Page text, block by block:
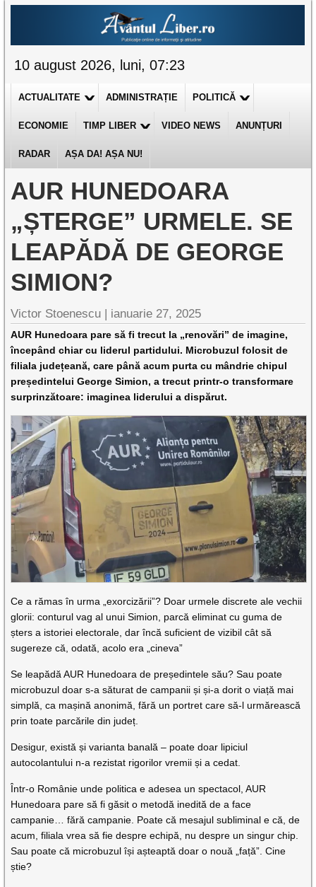
10 august 2026, luni, 07:23
ACTUALITATE ADMINISTRAȚIE POLITICĂ
ECONOMIE TIMP LIBER VIDEO NEWS ANUNȚURI
RADAR AȘA DA! AȘA NU!
AUR HUNEDOARA
„ȘTERGE” URMELE. SE
LEAPĂDĂ DE GEORGE
SIMION?
Victor Stoenescu | ianuarie 27, 2025
AUR Hunedoara pare să fi trecut la „renovări” de imagine,
începând chiar cu liderul partidului. Microbuzul folosit de
filiala județeană, care până acum purta cu mândrie chipul
președintelui George Simion, a trecut printr-o transformare
surprinzătoare: imaginea liderului a dispărut.
Ce a rămas în urma „exorcizării”? Doar urmele discrete ale vechii
glorii: conturul vag al unui Simion, parcă eliminat cu guma de
șters a istoriei electorale, dar încă suficient de vizibil cât să
sugereze că, odată, acolo era „cineva”
Se leapădă AUR Hunedoara de președintele său? Sau poate
microbuzul doar s-a săturat de campanii și și-a dorit o viață mai
simplă, ca mașină anonimă, fără un portret care să-l urmărească
prin toate parcările din județ.
Desigur, există și varianta banală – poate doar lipiciul
autocolantului n-a rezistat rigorilor vremii și a cedat.
Într-o Românie unde politica e adesea un spectacol, AUR
Hunedoara pare să fi găsit o metodă inedită de a face
campanie… fără campanie. Poate că mesajul subliminal e că, de
acum, filiala vrea să fie despre echipă, nu despre un singur chip.
Sau poate că microbuzul își așteaptă doar o nouă „față”. Cine
știe?